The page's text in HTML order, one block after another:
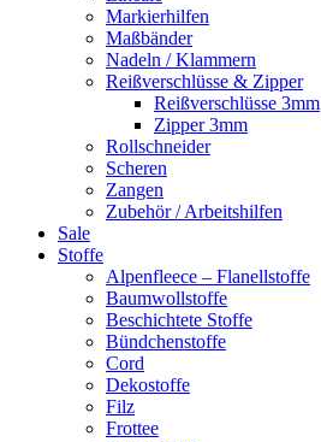
Markierhilfen
Maßbänder
Nadeln / Klammern
Reißverschlüsse & Zipper
Reißverschlüsse 3mm
Zipper 3mm
Rollschneider
Scheren
Zangen
Zubehör / Arbeitshilfen
Sale
Stoffe
Alpenfleece – Flanellstoffe
Baumwollstoffe
Beschichtete Stoffe
Bündchenstoffe
Cord
Dekostoffe
Filz
Frottee